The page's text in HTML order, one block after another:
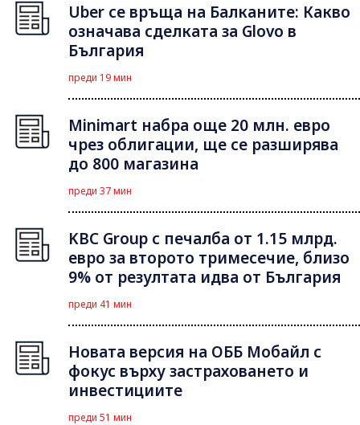
Uber се връща на Балканите: Какво
означава сделката за Glovo в
България
преди 19 мин
Minimart набра още 20 млн. евро
чрез облигации, ще се разширява
до 800 магазина
преди 37 мин
KBC Group с печалба от 1.15 млрд.
евро за второто тримесечие, близо
9% от резултата идва от България
преди 41 мин
Новата версия на ОББ Мобайл с
фокус върху застраховането и
инвестициите
преди 51 мин